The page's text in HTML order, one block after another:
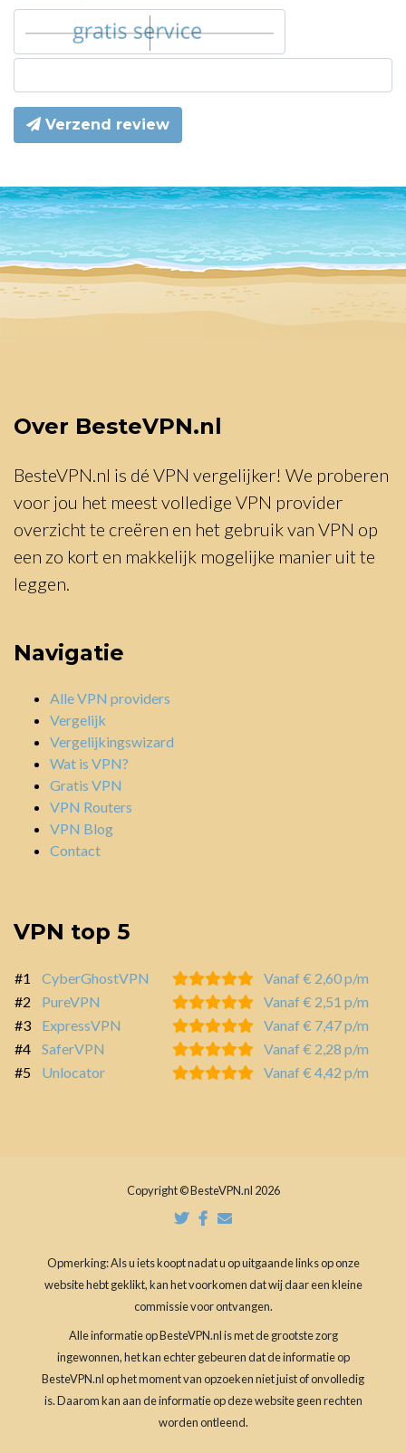
Verzend review
Over BesteVPN.nl
BesteVPN.nl is dé VPN vergelijker! We proberen
voor jou het meest volledige VPN provider
overzicht te creëren en het gebruik van VPN op
een zo kort en makkelijk mogelijke manier uit te
leggen.
Navigatie
Alle VPN providers
Vergelijk
Vergelijkingswizard
Wat is VPN?
Gratis VPN
VPN Routers
VPN Blog
Contact
VPN top 5
#1 CyberGhostVPN
Vanaf € 2,60 p/m
#2
PureVPN
Vanaf € 2,51 p/m
#3
ExpressVPN
Vanaf € 7,47 p/m
#4
SaferVPN
Vanaf € 2,28 p/m
#5
Unlocator Vanaf € 4,42 p/m
Copyright © BesteVPN.nl 2026
Opmerking: Als u iets koopt nadat u op uitgaande links op onze
website hebt geklikt, kan het voorkomen dat wij daar een kleine
commissie voor ontvangen.
Alle informatie op BesteVPN.nl is met de grootste zorg
ingewonnen, het kan echter gebeuren dat de informatie op
BesteVPN.nl op het moment van opzoeken niet juist of onvolledig
is. Daarom kan aan de informatie op deze website geen rechten
worden ontleend.